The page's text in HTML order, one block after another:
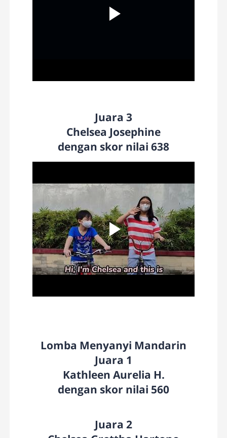
Juara 3
Chelsea Josephine
dengan skor nilai 638
Lomba Menyanyi Mandarin
Juara 1
Kathleen Aurelia H.
dengan skor nilai 560
Juara 2